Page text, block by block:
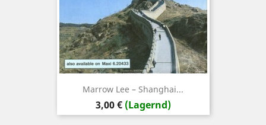
Marrow ‎Lee – Shanghai...
Preis
3,00 € (Lagernd)